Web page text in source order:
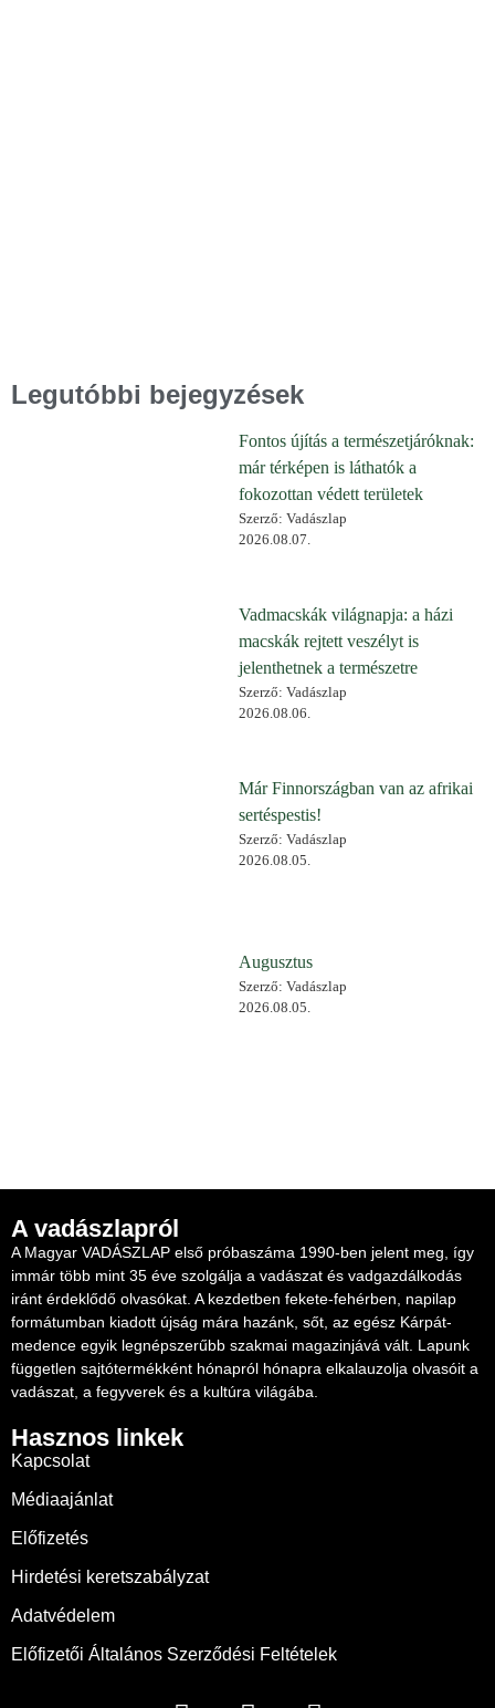
Legutóbbi bejegyzések
Fontos újítás a természetjáróknak:
már térképen is láthatók a
fokozottan védett területek
Szerző: Vadászlap
2026.08.07.
Vadmacskák világnapja: a házi
macskák rejtett veszélyt is
jelenthetnek a természetre
Szerző: Vadászlap
2026.08.06.
Már Finnországban van az afrikai
sertéspestis!
Szerző: Vadászlap
2026.08.05.
Augusztus
Szerző: Vadászlap
2026.08.05.
A vadászlapról
A Magyar VADÁSZLAP első próbaszáma 1990-ben jelent meg, így
immár több mint 35 éve szolgálja a vadászat és vadgazdálkodás
iránt érdeklődő olvasókat. A kezdetben fekete-fehérben, napilap
formátumban kiadott újság mára hazánk, sőt, az egész Kárpát-
medence egyik legnépszerűbb szakmai magazinjává vált. Lapunk
független sajtótermékként hónapról hónapra elkalauzolja olvasóit a
vadászat, a fegyverek és a kultúra világába.
Hasznos linkek
Kapcsolat
Médiaajánlat
Előfizetés
Hirdetési keretszabályzat
Adatvédelem
Előfizetői Általános Szerződési Feltételek